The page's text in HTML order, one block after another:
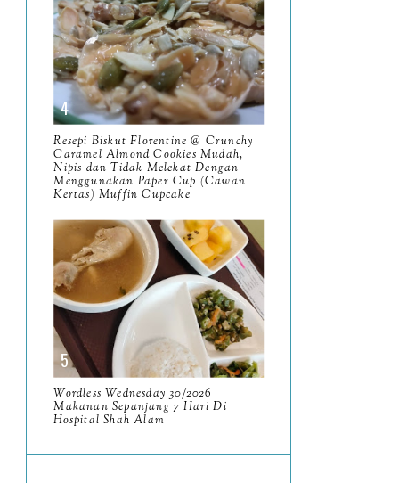
23/2025
Harta Karun Selama
Hampir 9 Tahun
Wordless Wednesday
22/2025
Movie Review Ejen Ali The
Movie 2 Misi Satria
Hari Terakhir Bersama
Pasukan Yang Awesome
May
April
March
February8
January
Resepi Biskut Florentine @ Crunchy
Caramel Almond Cookies Mudah,
Nipis dan Tidak Melekat Dengan
Menggunakan Paper Cup (Cawan
Kertas) Muffin Cupcake
Wordless Wednesday 30/2026
Makanan Sepanjang 7 Hari Di
Hospital Shah Alam